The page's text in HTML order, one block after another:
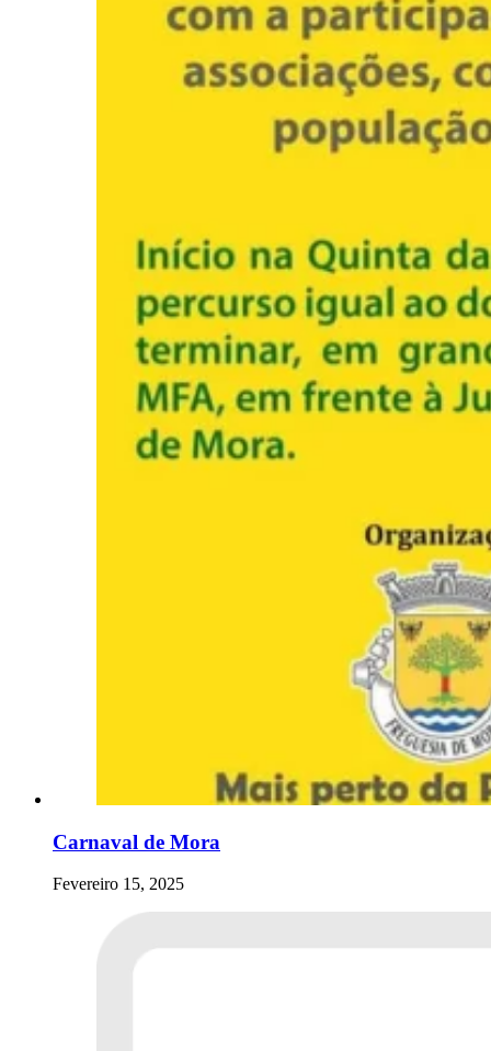
Carnaval de Mora
Fevereiro 15, 2025